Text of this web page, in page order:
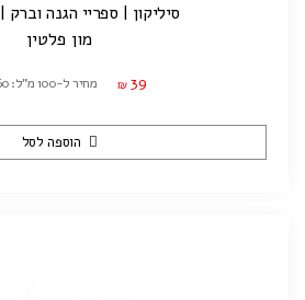
סיליקון | ספריי הגנה וברק | 250 מ"ל
מון פלטין
₪ 39 מחיר ל-100 מ"ל: ₪15.60
הוספה לסל